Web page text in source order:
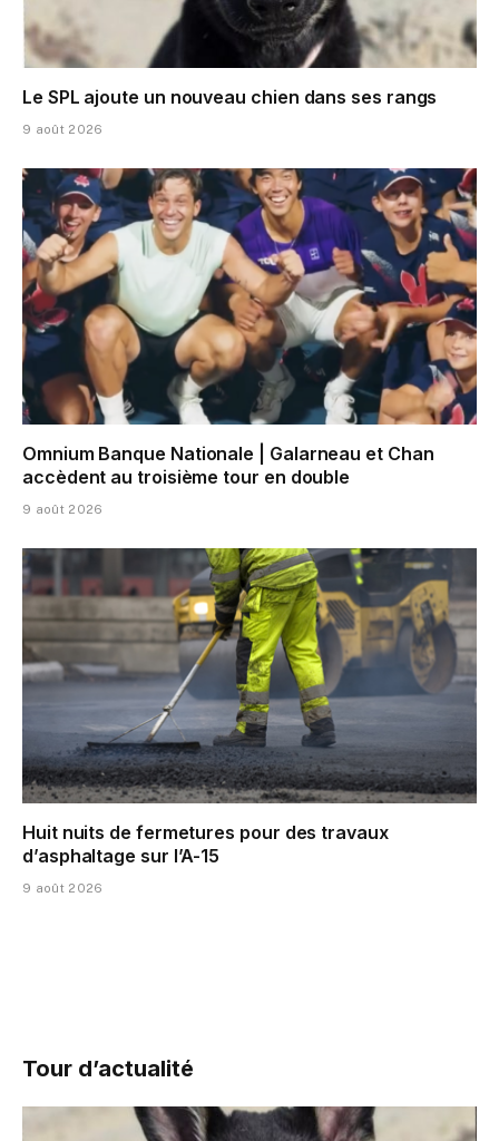
Le SPL ajoute un nouveau chien dans ses rangs
9 août 2026
Omnium Banque Nationale | Galarneau et Chan
accèdent au troisième tour en double
9 août 2026
Huit nuits de fermetures pour des travaux
d’asphaltage sur l’A-15
9 août 2026
Tour d’actualité